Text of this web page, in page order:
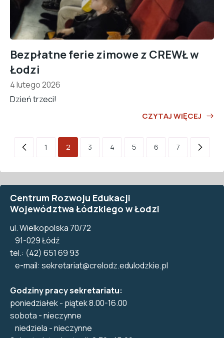
Bezpłatne ferie zimowe z CREWŁ w
Łodzi
4 lutego 2026
Dzień trzeci!
CZYTAJ WIĘCEJ
1 2 3 4 5 6 7
Centrum Rozwoju Edukacji
Województwa Łódzkiego w Łodzi
ul. Wielkopolska 70/72
91-029 Łódź
tel.: (42) 651 69 93
e-mail: sekretariat@crelodz.edulodzkie.pl
Godziny pracy sekretariatu:
poniedziałek - piątek 8.00-16.00
sobota - nieczynne
niedziela - nieczynne